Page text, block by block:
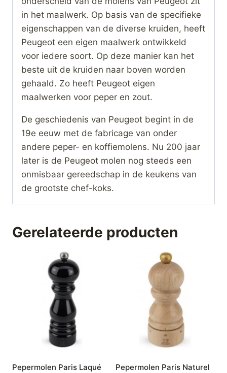
in het maalwerk. Op basis van de specifieke
eigenschappen van de diverse kruiden, heeft
Peugeot een eigen maalwerk ontwikkeld
voor iedere soort. Op deze manier kan het
beste uit de kruiden naar boven worden
gehaald. Zo heeft Peugeot eigen
maalwerken voor peper en zout.
De geschiedenis van Peugeot begint in de
19e eeuw met de fabricage van onder
andere peper- en koffiemolens. Nu 200 jaar
later is de Peugeot molen nog steeds een
onmisbaar gereedschap in de keukens van
de grootste chef-koks.
Gerelateerde producten
Pepermolen Paris Laqué
Pepermolen Paris Naturel